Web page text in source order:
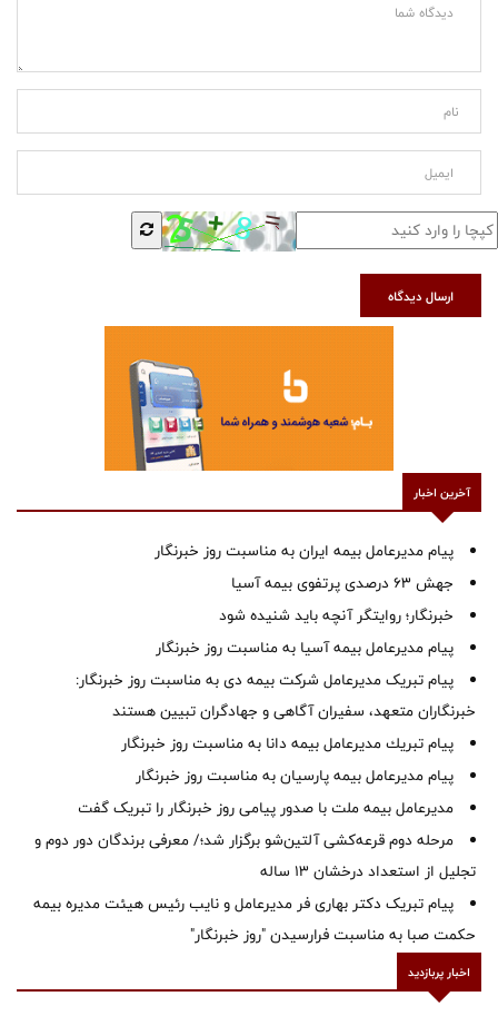
ارسال دیدگاه
آخرین اخبار
پیام مدیرعامل بیمه ایران به مناسبت روز خبرنگار
جهش ۶۳ درصدی پرتفوی بیمه آسیا
خبرنگار؛ روایتگر آنچه باید شنیده شود
پیام مدیرعامل بیمه آسیا به مناسبت روز خبرنگار
پیام تبریک مدیرعامل شرکت بیمه دی به مناسبت روز خبرنگار:
خبرنگاران متعهد، سفیران آگاهی و جهادگران تبیین هستند
پیام ‌تبریك‌ مدیرعامل بیمه دانا به مناسبت روز خبرنگار
پیام مدیرعامل بیمه پارسیان به مناسبت روز خبرنگار
مدیرعامل بیمه ملت با صدور پیامی روز خبرنگار را تبریک گفت
مرحله دوم قرعه‌کشی آلتین‌شو برگزار شد؛/ معرفی برندگان دور دوم و
تجلیل از استعداد درخشان ۱۳ ساله
پیام تبریک دکتر بهاری فر مدیرعامل و نایب رئیس هیئت مدیره بیمه
حکمت صبا به مناسبت فرارسیدن "روز خبرنگار"
اخبار پربازدید